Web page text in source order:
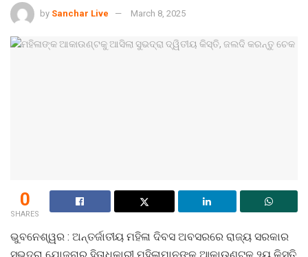
by Sanchar Live March 8, 2025
0
SHARES
ଭୁବନେଶ୍ୱର : ଅନ୍ତର୍ଜାତୀୟ ମହିଳା ଦିବସ ଅବସରରେ ରାଜ୍ୟ ସରକାର